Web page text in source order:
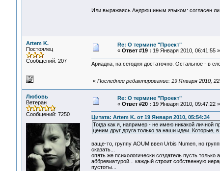
Или выражаясь Андрюшиным языком: согласен
Artem K.
Постоялец
Сообщений: 207
Re: О термине "Проект"
« Ответ #19 : 19 Января 2010, 06:41:55 »
Ариадна, на сегодня достаточно. Остальное - в
« Последнее редактирование: 19 Января 2010,
Любовь
Ветеран
Сообщений: 7250
Re: О термине "Проект"
« Ответ #20 : 19 Января 2010, 09:47:22 »
Цитата: Artem K. от 19 Января 2010, 05:54:34
Тогда как я, например - не имею никакой личной
ценим друг друга только за наши идеи. Которые,
ваще-то, группу АОUM ввел Urbis Numen, но
сказать...
опять же психологически создатель пусть
аббревиатурой... каждый строит собственную
пустоты...